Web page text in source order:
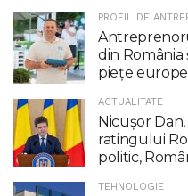
PROFIL DE
din
piețe
ACTUALITATE
Nicuşor
ratingului
politic,
TEHNOLOGIE